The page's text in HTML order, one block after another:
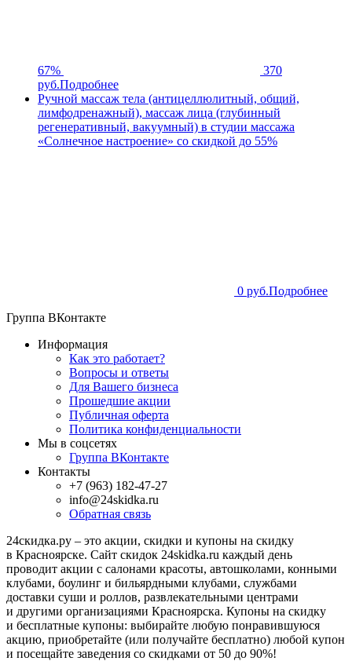
67%
370
руб.Подробнее
Ручной массаж тела (антицеллюлитный, общий,
лимфодренажный), массаж лица (глубинный
регенеративный, вакуумный) в студии массажа
«Солнечное настроение» со скидкой до 55%
0 руб.Подробнее
Группа ВКонтакте
Информация
Как это работает?
Вопросы и ответы
Для Вашего бизнеса
Прошедшие акции
Публичная оферта
Политика конфиденциальности
Мы в соцсетях
Группа ВКонтакте
Контакты
+7 (963) 182-47-27
info@24skidka.ru
Обратная связь
24скидка.ру – это акции, скидки и купоны на скидку
в Красноярске. Сайт скидок 24skidka.ru каждый день
проводит акции с салонами красоты, автошколами, конными
клубами, боулинг и бильярдными клубами, службами
доставки суши и роллов, развлекательными центрами
и другими организациями Красноярска. Купоны на скидку
и бесплатные купоны: выбирайте любую понравившуюся
акцию, приобретайте (или получайте бесплатно) любой купон
и посещайте заведения со скидками от 50 до 90%!